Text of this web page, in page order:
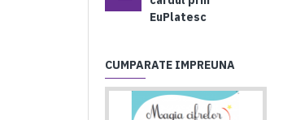
EuPlatesc
CUMPARATE IMPREUNA